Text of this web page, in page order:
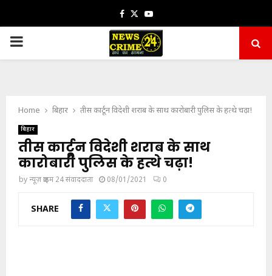
Facebook
TwitterYoutube
PRIMARY
Home बिहार तीस कार्टून विदेशी शराब के साथ कारोबारी पुलिस के हत्थे चढ़ा!
बिहार
तीस कार्टून विदेशी शराब के साथ
कारोबारी पुलिस के हत्थे चढ़ा!
byन्यूज़ क्राइम 24 संवाददाता 08/01/2021 0
SHARE